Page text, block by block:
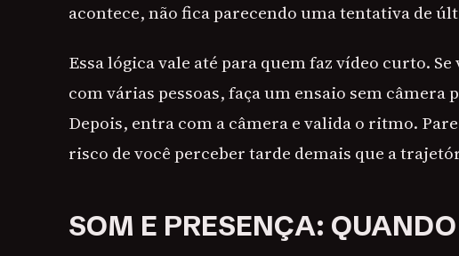
acontece, não fica parecendo uma tentativa de
Essa lógica vale até para quem faz vídeo curto.
com várias pessoas, faça um ensaio sem câmera
Depois, entra com a câmera e valida o ritmo.
risco de você perceber tarde demais que a
SOM E PRESENÇA: